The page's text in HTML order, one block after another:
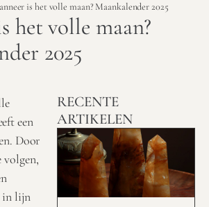
is het volle maan? Maankalender 2025
het volle maan?
2025
een
Door
volgen,
in lijn
RECENTE
ARTIKELEN